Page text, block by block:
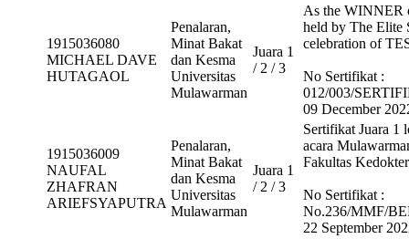
1915036080
MICHAEL DAVE
HUTAGAOL
Penalaran,
Minat Bakat
dan Kesma
Universitas
Mulawarman
Juara 1
/ 2 / 3
As the WINNER
held by The Elite
celebration of
No Sertifikat :
012/003/
09 December
1915036009
NAUFAL
ZHAFRAN
ARIEFSYAPUTRA
Penalaran,
Minat Bakat
dan Kesma
Universitas
Mulawarman
Juara 1
/ 2 / 3
Sertifikat Juara
acara
Fakultas
No Sertifikat :
No.236/MMF/
22 September